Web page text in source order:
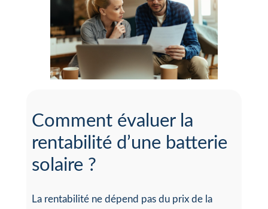
Comment évaluer la
rentabilité d’une batterie
solaire ?
La rentabilité ne dépend pas du prix de la